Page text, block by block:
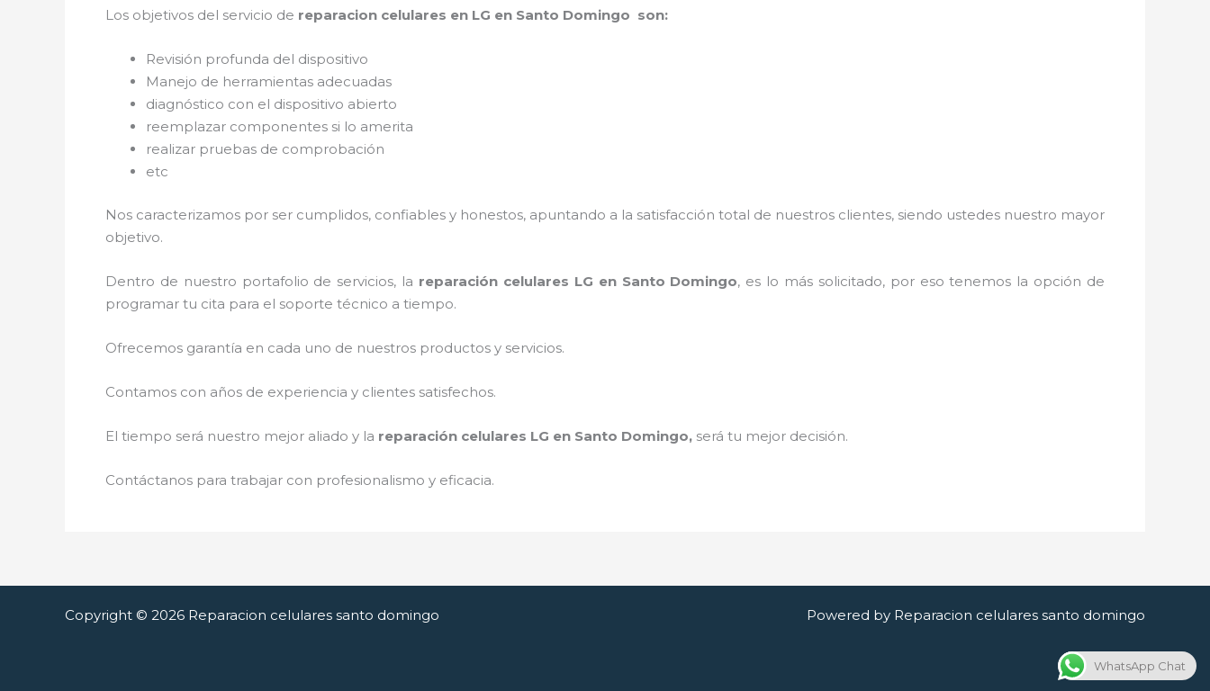
Los objetivos del servicio de reparacion celulares en LG en Santo Domingo son:
Revisión profunda del dispositivo
Manejo de herramientas adecuadas
diagnóstico con el dispositivo abierto
reemplazar componentes si lo amerita
realizar pruebas de comprobación
etc
Nos caracterizamos por ser cumplidos, confiables y honestos, apuntando a la satisfacción total de nuestros clientes, siendo ustedes nuestro mayor
objetivo.
Dentro de nuestro portafolio de servicios, la reparación celulares LG en Santo Domingo, es lo más solicitado, por eso tenemos la opción de
programar tu cita para el soporte técnico a tiempo.
Ofrecemos garantía en cada uno de nuestros productos y servicios.
Contamos con años de experiencia y clientes satisfechos.
El tiempo será nuestro mejor aliado y la reparación celulares LG en Santo Domingo, será tu mejor decisión.
Contáctanos para trabajar con profesionalismo y eficacia.
Copyright © 2026 Reparacion celulares santo domingo Powered by Reparacion celulares santo domingo
WhatsApp Chat